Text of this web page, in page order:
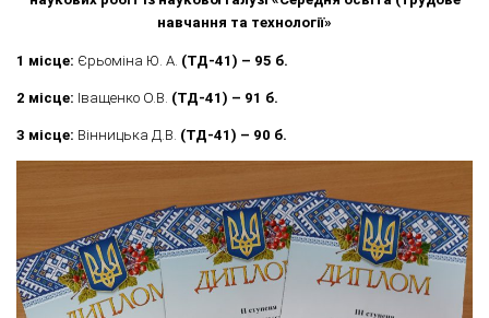
навчання та технології»
1 місце: Єрьоміна Ю. А. (ТД-41) – 95 б.
2 місце: Іващенко О.В. (ТД-41) – 91 б.
3 місце: Вінницька Д.В. (ТД-41) – 90 б.